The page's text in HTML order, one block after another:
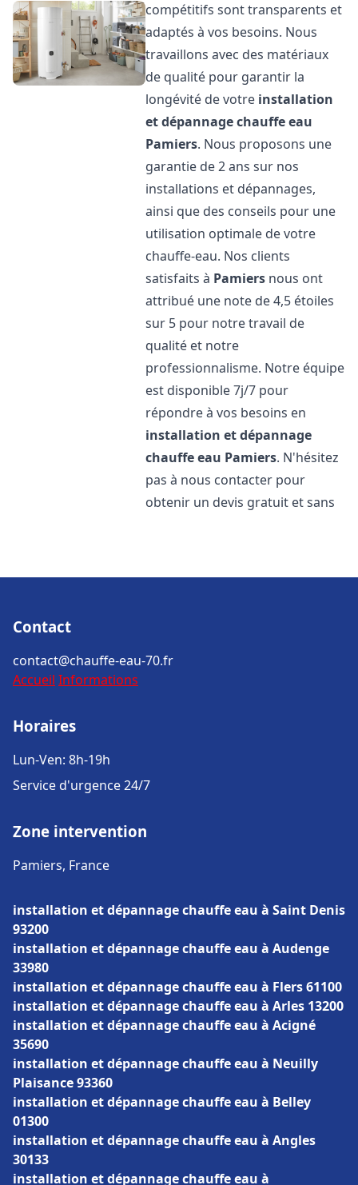
compétitifs sont transparents et
adaptés à vos besoins. Nous
travaillons avec des matériaux
de qualité pour garantir la
longévité de votre installation
et dépannage chauffe eau
Pamiers. Nous proposons une
garantie de 2 ans sur nos
installations et dépannages,
ainsi que des conseils pour une
utilisation optimale de votre
chauffe-eau. Nos clients
satisfaits à Pamiers nous ont
attribué une note de 4,5 étoiles
sur 5 pour notre travail de
qualité et notre
professionnalisme. Notre équipe
est disponible 7j/7 pour
répondre à vos besoins en
installation et dépannage
chauffe eau Pamiers. N'hésitez
pas à nous contacter pour
obtenir un devis gratuit et sans
Contact
contact@chauffe-eau-70.fr
Accueil Informations
Horaires
Lun-Ven: 8h-19h
Service d'urgence 24/7
Zone intervention
Pamiers, France
installation et dépannage chauffe eau à Saint Denis
93200
installation et dépannage chauffe eau à Audenge
33980
installation et dépannage chauffe eau à Flers 61100
installation et dépannage chauffe eau à Arles 13200
installation et dépannage chauffe eau à Acigné
35690
installation et dépannage chauffe eau à Neuilly
Plaisance 93360
installation et dépannage chauffe eau à Belley
01300
installation et dépannage chauffe eau à Angles
30133
installation et dépannage chauffe eau à